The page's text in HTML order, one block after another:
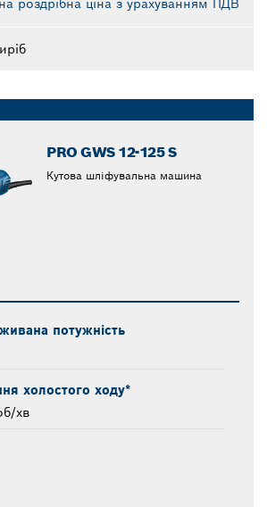
роздрібна ціна з урахуванням ПДВ
PRO GWS 12-125 S
Кутова шліфувальна машина
потужність
холостого ходу*
хв